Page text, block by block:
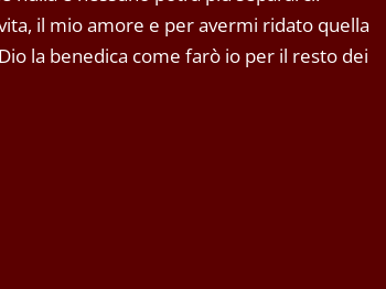
il mio amore e per avermi ridato quella
la benedica come farò io per il resto dei